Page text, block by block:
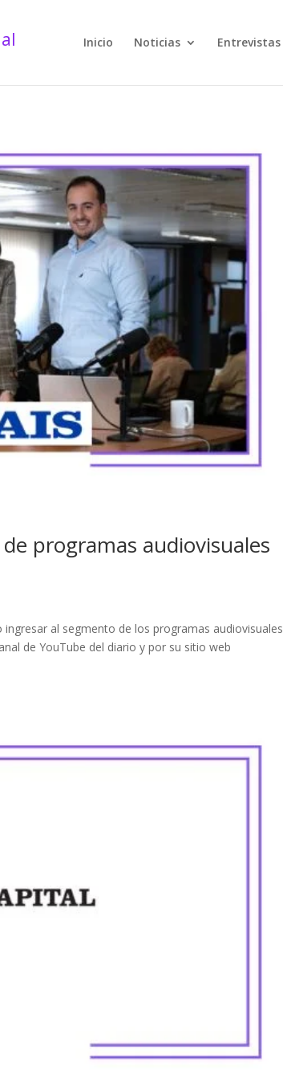
Inicio Noticias Entrevistas
programas audiovisuales
al segmento de los programas audiovisuales
de YouTube del diario y por su sitio web